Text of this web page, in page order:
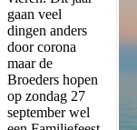
gaan veel
dingen anders
door corona
maar de
Broeders hopen
op zondag 27
september wel